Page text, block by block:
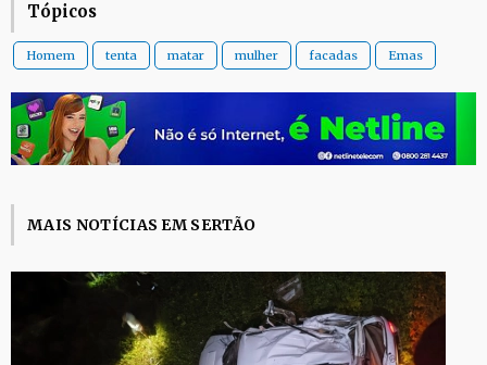
Tópicos
Homem tenta matar mulher facadas Emas
MAIS NOTÍCIAS EM SERTÃO